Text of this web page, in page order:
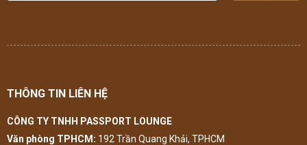
THÔNG TIN LIÊN HỆ
CÔNG TY TNHH PASSPORT LOUNGE
Văn phòng TPHCM: 192 Trần Quang Khải, TPHCM